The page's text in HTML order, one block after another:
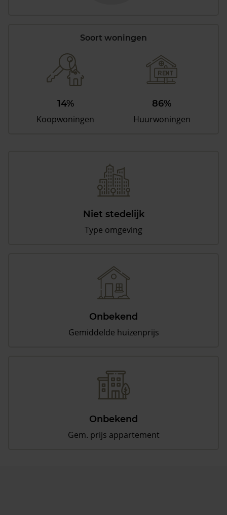
Soort woningen
14%
Koopwoningen
86%
Huurwoningen
Niet stedelijk
Type omgeving
Onbekend
Gemiddelde huizenprijs
Onbekend
Gem. prijs appartement